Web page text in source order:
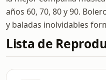
años 60, 70, 80 y 90.
y baladas inolvidables
Lista de